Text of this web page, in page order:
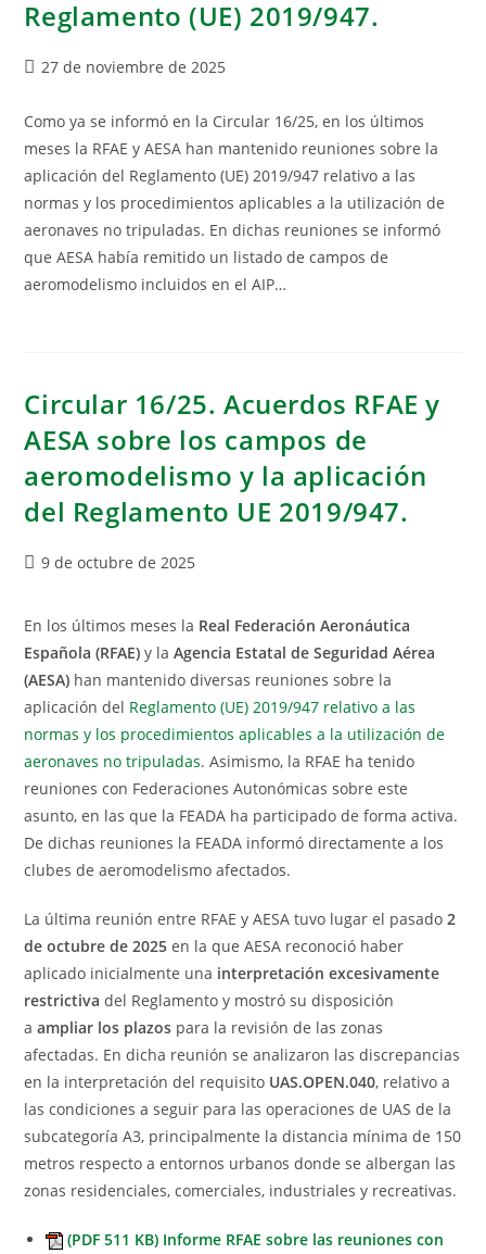
Reglamento (UE) 2019/947.
27 de noviembre de 2025
Como ya se informó en la Circular 16/25, en los últimos
meses la RFAE y AESA han mantenido reuniones sobre la
aplicación del Reglamento (UE) 2019/947 relativo a las
normas y los procedimientos aplicables a la utilización de
aeronaves no tripuladas. En dichas reuniones se informó
que AESA había remitido un listado de campos de
aeromodelismo incluidos en el AIP…
Circular 16/25. Acuerdos RFAE y
AESA sobre los campos de
aeromodelismo y la aplicación
del Reglamento UE 2019/947.
9 de octubre de 2025
En los últimos meses la Real Federación Aeronáutica
Española (RFAE) y laAgencia Estatal de Seguridad Aérea
(AESA) han mantenido diversas reuniones sobre la
aplicación del Reglamento (UE) 2019/947 relativo a las
normas y los procedimientos aplicables a la utilización de
aeronaves no tripuladas. Asimismo, la RFAE ha tenido
reuniones con Federaciones Autonómicas sobre este
asunto, en las que la FEADA ha participado de forma activa.
De dichas reuniones la FEADA informó directamente a los
clubes de aeromodelismo afectados.
La última reunión entre RFAE y AESA tuvo lugar el pasado2
de octubre de 2025en la que AESA reconoció haber
aplicado inicialmente una interpretación excesivamente
restrictiva del Reglamento y mostró su disposición
aampliar los plazos para la revisión de las zonas
afectadas. En dicha reunión se analizaron las discrepancias
en la interpretación del requisito UAS.OPEN.040, relativo a
las condiciones a seguir para las operaciones de UAS de la
subcategoría A3, principalmente la distancia mínima de 150
metros respecto a entornos urbanos donde se albergan las
zonas residenciales, comerciales, industriales y recreativas.
(PDF 511 KB) Informe RFAE sobre las reuniones con